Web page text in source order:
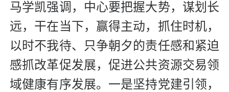
马学凯强调，中心要把握大势，谋划长
远，干在当下，赢得主动，抓住时机，
以时不我待、只争朝夕的责任感和紧迫
感抓改革促发展，促进公共资源交易领
域健康有序发展。一是坚持党建引领，